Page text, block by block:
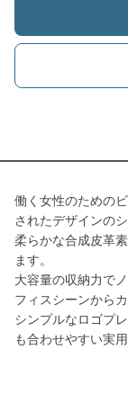
働く女性のための
されたデザインの
柔らかな合成皮革
ます。
大容量の収納力で
フィスシーンから
シンプルなロゴプ
も合わせやすい実